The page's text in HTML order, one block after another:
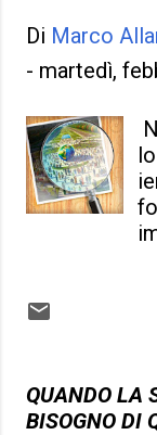
Di Marco
- martedì,
QUANDO LA
BISOGNO DI